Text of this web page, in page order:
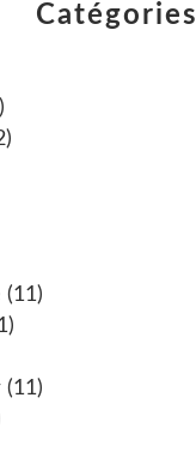
Catégories
(11)
(11)